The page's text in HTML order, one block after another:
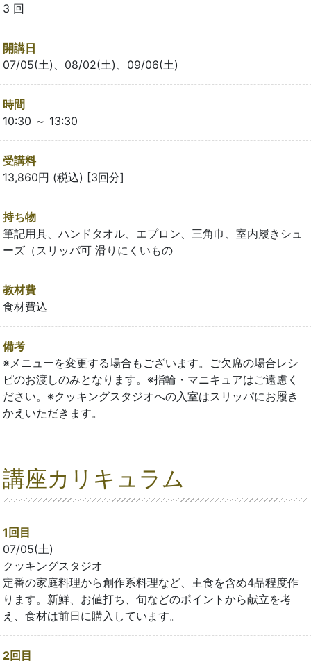
3 回
開講日
07/05(土)、08/02(土)、09/06(土)
時間
10:30 ～ 13:30
受講料
13,860円 (税込) [3回分]
持ち物
筆記用具、ハンドタオル、エプロン、三角巾、室内履きシュ
ーズ（スリッパ可 滑りにくいもの
教材費
食材費込
備考
※メニューを変更する場合もございます。ご欠席の場合レシ
ピのお渡しのみとなります。※指輪・マニキュアはご遠慮く
ださい。※クッキングスタジオへの入室はスリッパにお履き
かえいただきます。
講座カリキュラム
1回目
07/05(土)
クッキングスタジオ
定番の家庭料理から創作系料理など、主食を含め4品程度作
ります。新鮮、お値打ち、旬などのポイントから献立を考
え、食材は前日に購入しています。
2回目